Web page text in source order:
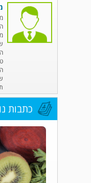
כתבות